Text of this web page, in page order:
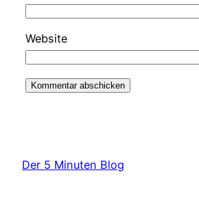
Website
Der 5 Minuten Blog